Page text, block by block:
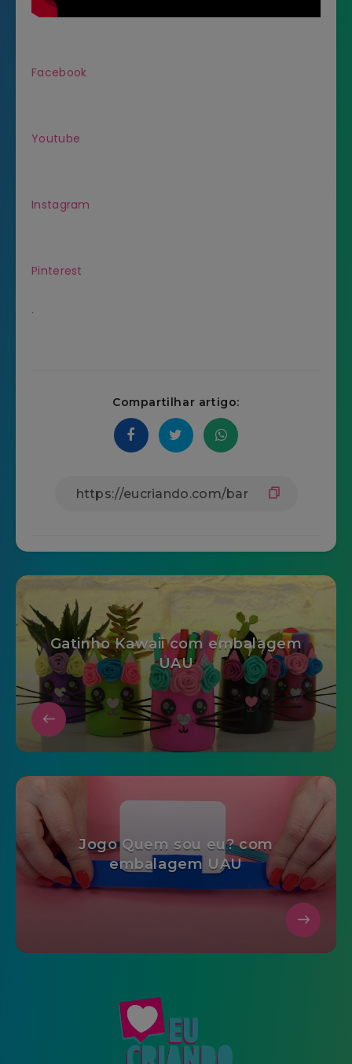
Facebook
Youtube
Instagram
Pinterest
.
Compartilhar artigo:
Gatinho Kawaii com embalagem
UAU
Jogo Quem sou eu? com
embalagem UAU